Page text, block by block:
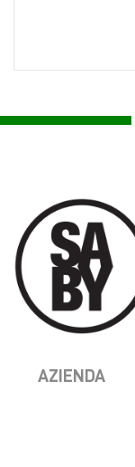
AZIENDA